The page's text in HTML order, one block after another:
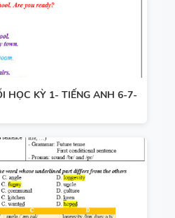
HỌC KỲ 1- TIẾNG ANH 6-7-